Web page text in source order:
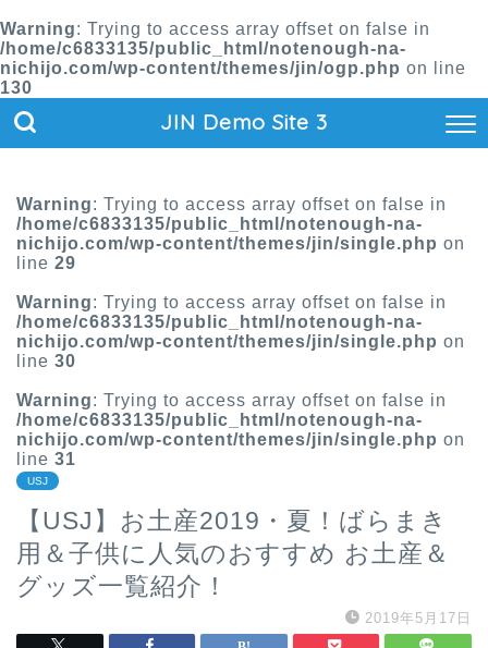
Warning: Trying to access array offset on false in
/home/c6833135/public_html/notenough-na-
nichijo.com/wp-content/themes/jin/ogp.php on line
130
JIN Demo Site 3
Warning: Trying to access array offset on false in
/home/c6833135/public_html/notenough-na-
nichijo.com/wp-content/themes/jin/single.php on
line 29
Warning: Trying to access array offset on false in
/home/c6833135/public_html/notenough-na-
nichijo.com/wp-content/themes/jin/single.php on
line 30
Warning: Trying to access array offset on false in
/home/c6833135/public_html/notenough-na-
nichijo.com/wp-content/themes/jin/single.php on
line 31
USJ
【USJ】お土産2019・夏！ばらまき
用＆子供に人気のおすすめ お土産＆
グッズ一覧紹介！
2019年5月17日